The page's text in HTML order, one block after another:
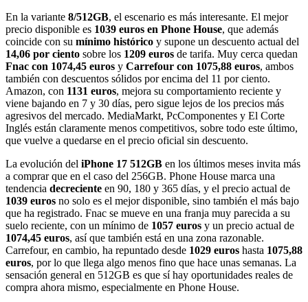
En la variante 8/512GB, el escenario es más interesante. El mejor
precio disponible es 1039 euros en Phone House, que además
coincide con su mínimo histórico y supone un descuento actual del
14,06 por ciento sobre los 1209 euros de tarifa. Muy cerca quedan
Fnac con 1074,45 euros y Carrefour con 1075,88 euros, ambos
también con descuentos sólidos por encima del 11 por ciento.
Amazon, con 1131 euros, mejora su comportamiento reciente y
viene bajando en 7 y 30 días, pero sigue lejos de los precios más
agresivos del mercado. MediaMarkt, PcComponentes y El Corte
Inglés están claramente menos competitivos, sobre todo este último,
que vuelve a quedarse en el precio oficial sin descuento.
La evolución del iPhone 17 512GB en los últimos meses invita más
a comprar que en el caso del 256GB. Phone House marca una
tendencia decreciente en 90, 180 y 365 días, y el precio actual de
1039 euros no solo es el mejor disponible, sino también el más bajo
que ha registrado. Fnac se mueve en una franja muy parecida a su
suelo reciente, con un mínimo de 1057 euros y un precio actual de
1074,45 euros, así que también está en una zona razonable.
Carrefour, en cambio, ha repuntado desde 1029 euros hasta 1075,88
euros, por lo que llega algo menos fino que hace unas semanas. La
sensación general en 512GB es que sí hay oportunidades reales de
compra ahora mismo, especialmente en Phone House.